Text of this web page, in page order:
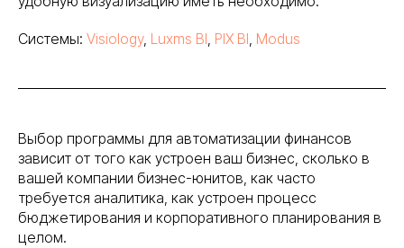
Системы: Visiology, Luxms BI, PIX BI, Modus
Выбор программы для автоматизации финансов
зависит от того как устроен ваш бизнес, сколько в
вашей компании бизнес-юнитов, как часто
требуется аналитика, как устроен процесс
бюджетирования и корпоративного планирования в
целом.